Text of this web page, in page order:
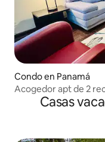
Condo en Panamá
Acogedor apt de 2
Casas